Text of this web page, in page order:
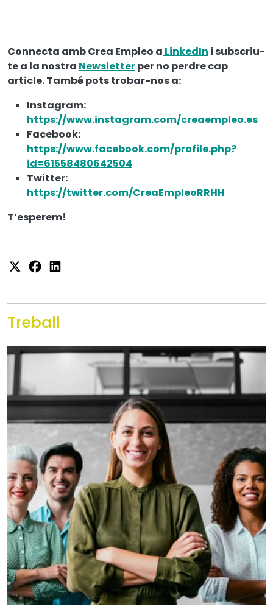
Connecta amb Crea Empleo a LinkedIn i subscriu-
te a la nostra Newsletterper no perdre cap
article. També pots trobar-nos a:
Instagram:
https://www.instagram.com/creaempleo.es
Facebook:
https://www.facebook.com/profile.php?
id=61558480642504
Twitter:
https://twitter.com/CreaEmpleoRRHH
T’esperem!
Treball